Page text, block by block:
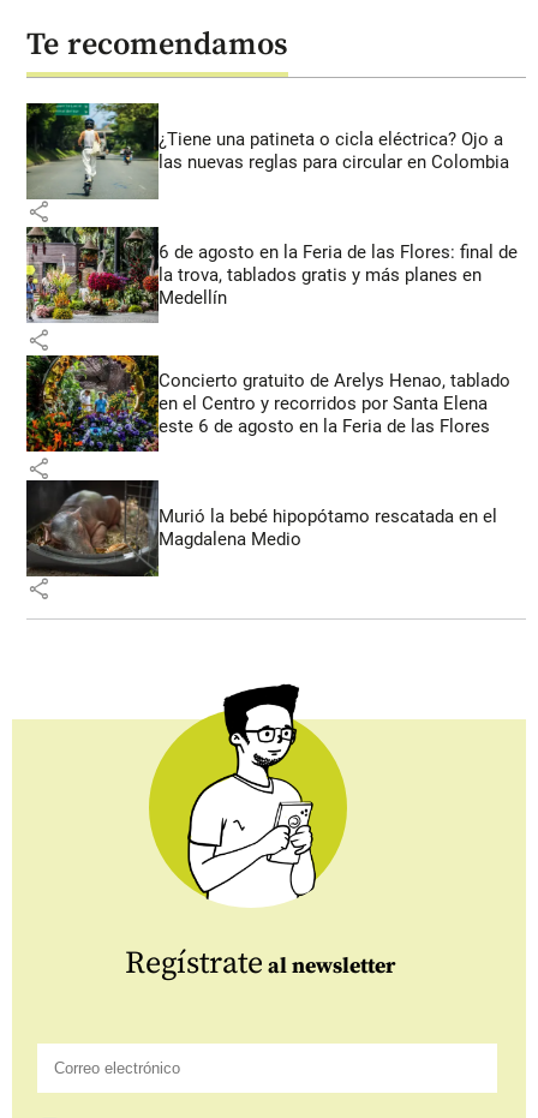
Te recomendamos
¿Tiene una patineta o cicla eléctrica? Ojo a
las nuevas reglas para circular en Colombia
share
6 de agosto en la Feria de las Flores: final de
la trova, tablados gratis y más planes en
Medellín
share
Concierto gratuito de Arelys Henao, tablado
en el Centro y recorridos por Santa Elena
este 6 de agosto en la Feria de las Flores
share
Murió la bebé hipopótamo rescatada en el
Magdalena Medio
share
Regístrate al newsletter